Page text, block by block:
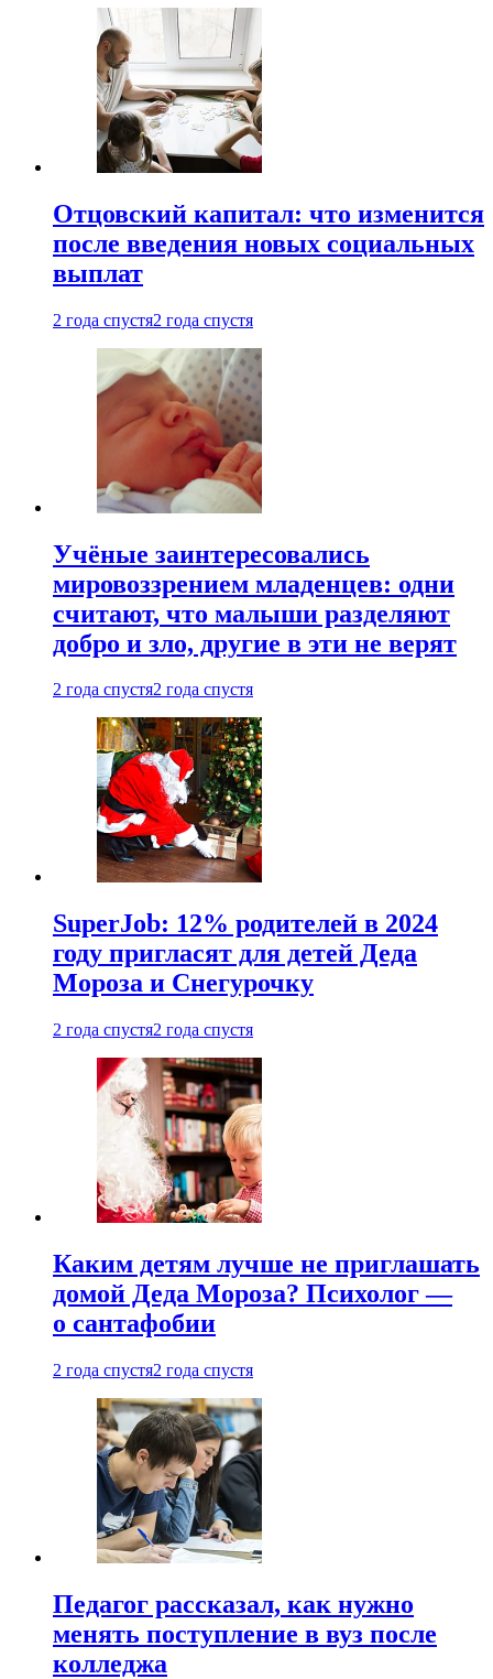
Отцовский капитал: что изменится
после введения новых социальных
выплат
2 года спустя2 года спустя
Учёные заинтересовались
мировоззрением младенцев: одни
считают, что малыши разделяют
добро и зло, другие в эти не верят
2 года спустя2 года спустя
SuperJob: 12% родителей в 2024
году пригласят для детей Деда
Мороза и Снегурочку
2 года спустя2 года спустя
Каким детям лучше не приглашать
домой Деда Мороза? Психолог —
о сантафобии
2 года спустя2 года спустя
Педагог рассказал, как нужно
менять поступление в вуз после
колледжа